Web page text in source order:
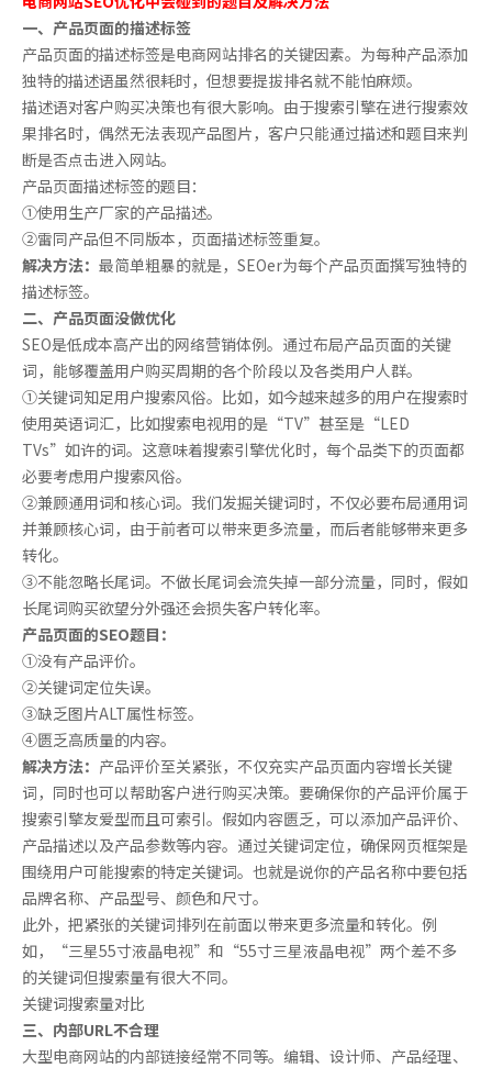
一、产品页面的描述标签
产品页面的描述标签是电商网站排名的关键因素。为每种产品添加
独特的描述语虽然很耗时，但想要提拔排名就不能怕麻烦。
描述语对客户购买决策也有很大影响。由于搜索引擎在进行搜索效
果排名时，偶然无法表现产品图片，客户只能通过描述和题目来判
断是否点击进入网站。
产品页面描述标签的题目：
①使用生产厂家的产品描述。
②雷同产品但不同版本，页面描述标签重复。
解决方法： 最简单粗暴的就是，SEOer为每个产品页面撰写独特的
描述标签。
二、产品页面没做优化
SEO是低成本高产出的网络营销体例。通过布局产品页面的关键
词，能够覆盖用户购买周期的各个阶段以及各类用户人群。
①关键词知足用户搜索风俗。比如，如今越来越多的用户在搜索时
使用英语词汇，比如搜索电视用的是“TV”甚至是“LED
TVs”如许的词。这意味着搜索引擎优化时，每个品类下的页面都
必要考虑用户搜索风俗。
②兼顾通用词和核心词。我们发掘关键词时，不仅必要布局通用词
并兼顾核心词，由于前者可以带来更多流量，而后者能够带来更多
转化。
③不能忽略长尾词。不做长尾词会流失掉一部分流量，同时，假如
长尾词购买欲望分外强还会损失客户转化率。
产品页面的SEO题目：
①没有产品评价。
②关键词定位失误。
③缺乏图片ALT属性标签。
④匮乏高质量的内容。
解决方法： 产品评价至关紧张，不仅充实产品页面内容增长关键
词，同时也可以帮助客户进行购买决策。要确保你的产品评价属于
搜索引擎友爱型而且可索引。假如内容匮乏，可以添加产品评价、
产品描述以及产品参数等内容。通过关键词定位，确保网页框架是
围绕用户可能搜索的特定关键词。也就是说你的产品名称中要包括
品牌名称、产品型号、颜色和尺寸。
此外，把紧张的关键词排列在前面以带来更多流量和转化。例
如，“三星55寸液晶电视”和“55寸三星液晶电视”两个差不多
的关键词但搜索量有很大不同。
关键词搜索量对比
三、内部URL不合理
大型电商网站的内部链接经常不同等。编辑、设计师、产品经理、